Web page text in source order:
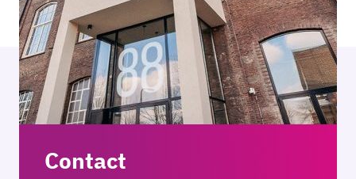
Contact